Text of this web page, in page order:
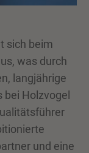
sich beim
was durch
langjährige
Holzvogel
und eine